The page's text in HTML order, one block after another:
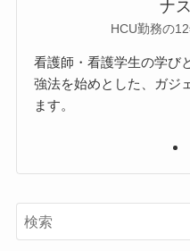
ナ
HCU勤務の
看護師・看護学生の学び
強法を始めとした、ガジ
ます。